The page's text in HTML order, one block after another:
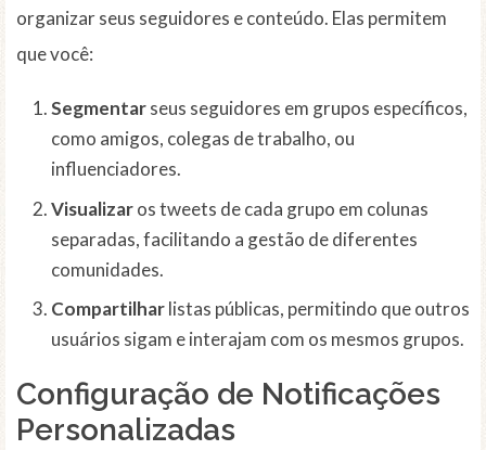
organizar seus seguidores e conteúdo. Elas permitem
que você:
Segmentarseus seguidores em grupos específicos,
como amigos, colegas de trabalho, ou
influenciadores.
Visualizaros tweets de cada grupo em colunas
separadas, facilitando a gestão de diferentes
comunidades.
Compartilharlistas públicas, permitindo que outros
usuários sigam e interajam com os mesmos grupos.
Configuração de Notificações
Personalizadas